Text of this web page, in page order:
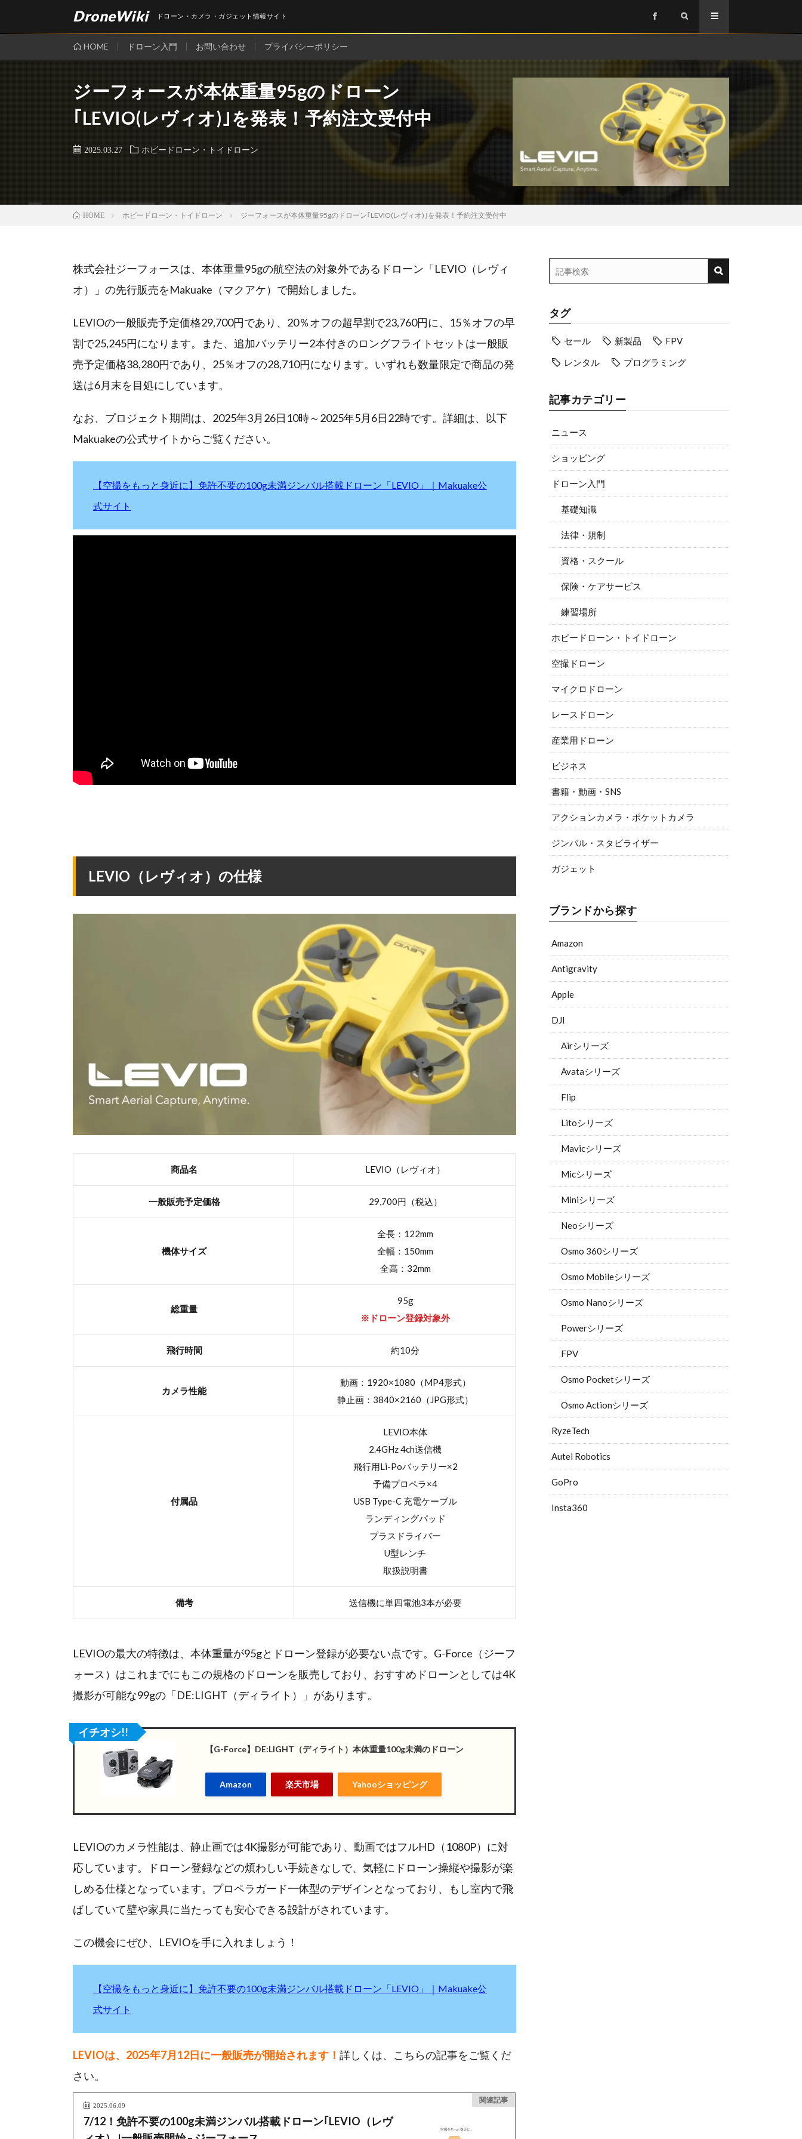
DroneWiki ドローン・カメラ・ガジェット情報サイト
HOME ドローン入門 お問い合わせ プライバシーポリシー
ジーフォースが本体重量95gのドローン
｢LEVIO(レヴィオ)｣を発表！予約注文受付中
2025.03.27 ホビードローン・トイドローン
HOME ホビードローン・トイドローン ジーフォースが本体重量95gのドローン｢LEVIO(レヴィオ)｣を発表！予約注文受付中
株式会社ジーフォースは、本体重量95gの航空法の対象外であるドローン「LEVIO（レヴィ
オ）」の先行販売をMakuake（マクアケ）で開始しました。
LEVIOの一般販売予定価格29,700円であり、20％オフの超早割で23,760円に、15％オフの早
割で25,245円になります。また、追加バッテリー2本付きのロングフライトセットは一般販
売予定価格38,280円であり、25％オフの28,710円になります。いずれも数量限定で商品の発
送は6月末を目処にしています。
なお、プロジェクト期間は、2025年3月26日10時～2025年5月6日22時です。詳細は、以下
Makuakeの公式サイトからご覧ください。
【空撮をもっと身近に】免許不要の100g未満ジンバル搭載ドローン「LEVIO」｜Makuake公
式サイト
LEVIO（レヴィオ）の仕様
商品名 LEVIO（レヴィオ）
一般販売予定価格 29,700円（税込）
機体サイズ
全長：122mm
全幅：150mm
全高：32mm
総重量
95g
※ドローン登録対象外
飛行時間 約10分
カメラ性能
動画：1920×1080（MP4形式）
静止画：3840×2160（JPG形式）
付属品
LEVIO本体
2.4GHz 4ch送信機
飛行用Li-Poバッテリー×2
予備プロペラ×4
USB Type-C 充電ケーブル
ランディングパッド
プラスドライバー
U型レンチ
取扱説明書
備考 送信機に単四電池3本が必要
LEVIOの最大の特徴は、本体重量が95gとドローン登録が必要ない点です。G-Force（ジーフ
ォース）はこれまでにもこの規格のドローンを販売しており、おすすめドローンとしては4K
撮影が可能な99gの「DE:LIGHT（ディライト）」があります。
【G-Force】DE:LIGHT（ディライト）本体重量100g未満のドローン
Amazon 楽天市場 Yahooショッピング
イチオシ!!
LEVIOのカメラ性能は、静止画では4K撮影が可能であり、動画ではフルHD（1080P）に対
応しています。ドローン登録などの煩わしい手続きなしで、気軽にドローン操縦や撮影が楽
しめる仕様となっています。プロペラガード一体型のデザインとなっており、もし室内で飛
ばしていて壁や家具に当たっても安心できる設計がされています。
この機会にぜひ、LEVIOを手に入れましょう！
【空撮をもっと身近に】免許不要の100g未満ジンバル搭載ドローン「LEVIO」｜Makuake公
式サイト
LEVIOは、2025年7月12日に一般販売が開始されます！ 詳しくは、こちらの記事をご覧くだ
さい。
関連記事
2025.06.09
7/12！免許不要の100g未満ジンバル搭載ドローン｢LEVIO（レヴ
タグ
セール 新製品
FPV
レンタル
プログラミング
記事カテゴリー
ニュース
ショッピング
ドローン入門
基礎知識
法律・規制
資格・スクール
保険・ケアサービス
練習場所
ホビードローン・トイドローン
空撮ドローン
マイクロドローン
レースドローン
産業用ドローン
ビジネス
書籍・動画・SNS
アクションカメラ・ポケットカメラ
ジンバル・スタビライザー
ガジェット
ブランドから探す
Amazon
Antigravity
Apple
DJI
Airシリーズ
Avataシリーズ
Flip
Litoシリーズ
Mavicシリーズ
Micシリーズ
Miniシリーズ
Neoシリーズ
Osmo 360シリーズ
Osmo Mobileシリーズ
Osmo Nanoシリーズ
Powerシリーズ
FPV
Osmo Pocketシリーズ
Osmo Actionシリーズ
RyzeTech
Autel Robotics
GoPro
Insta360